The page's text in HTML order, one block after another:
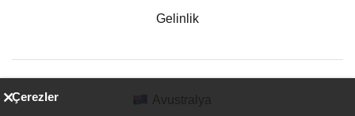
Gelinlik
Çerezler